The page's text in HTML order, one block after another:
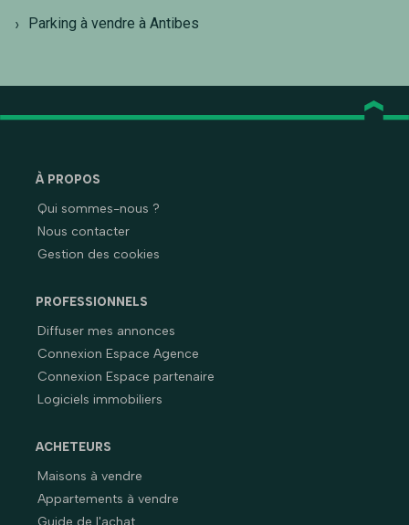
Parking à vendre à Antibes
À PROPOS
Qui sommes-nous ?
Nous contacter
Gestion des cookies
PROFESSIONNELS
Diffuser mes annonces
Connexion Espace Agence
Connexion Espace partenaire
Logiciels immobiliers
ACHETEURS
Maisons à vendre
Appartements à vendre
Guide de l'achat